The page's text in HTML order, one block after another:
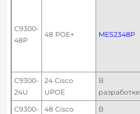
C9300-
48P
48 POE+ MES2348P
C9300-
24U
24 Cisco
UPOE
В
разработке
C9300-
48 Cisco
В